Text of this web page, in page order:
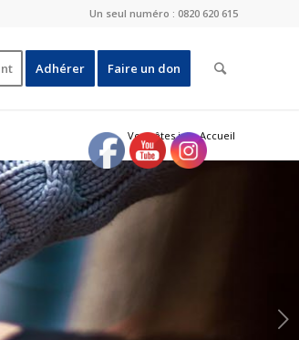
Un seul numéro : 0820 620 615
Adhérer Faire un don
Vous êtes ici : Accueil